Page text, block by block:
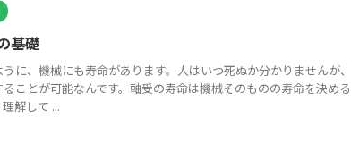
基礎
に、機械にも寿命があります。人はいつ死ぬか分かりませんが、
ことが可能なんです。軸受の寿命は機械そのものの寿命を決める
解して ...